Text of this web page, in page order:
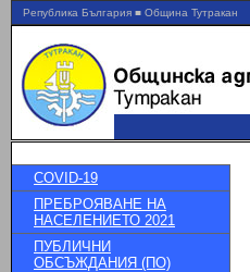
Република България ■ Община Тутракан
COVID-19
ПРЕБРОЯВАНЕ НА
НАСЕЛЕНИЕТО 2021
ПУБЛИЧНИ
ОБСЪЖДАНИЯ (ПО)